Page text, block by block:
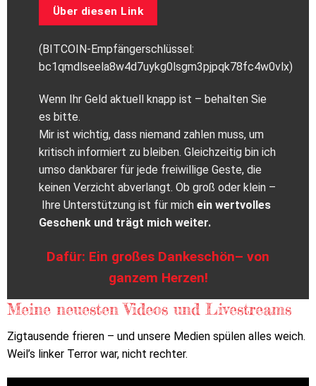
Über diesen Link
(BITCOIN-Empfängerschlüssel:
bc1qmdlseela8w4d7uykg0lsgm3pjpqk78fc4w0vlx)
Wenn Ihr Geld aktuell knapp ist – behalten Sie
es bitte.
Mir ist wichtig, dass niemand zahlen muss, um
kritisch informiert zu bleiben. Gleichzeitig bin ich
umso dankbarer für jede freiwillige Geste, die
keinen Verzicht abverlangt. Ob groß oder klein –
Ihre Unterstützung ist für mich ein wertvolles
Geschenk und trägt mich weiter.
Dafür: Ein großes Dankeschön– von
ganzem Herzen!
Meine neuesten Videos und Livestreams
Zigtausende frieren – und unsere Medien spülen alles weich.
Weil’s linker Terror war, nicht rechter.